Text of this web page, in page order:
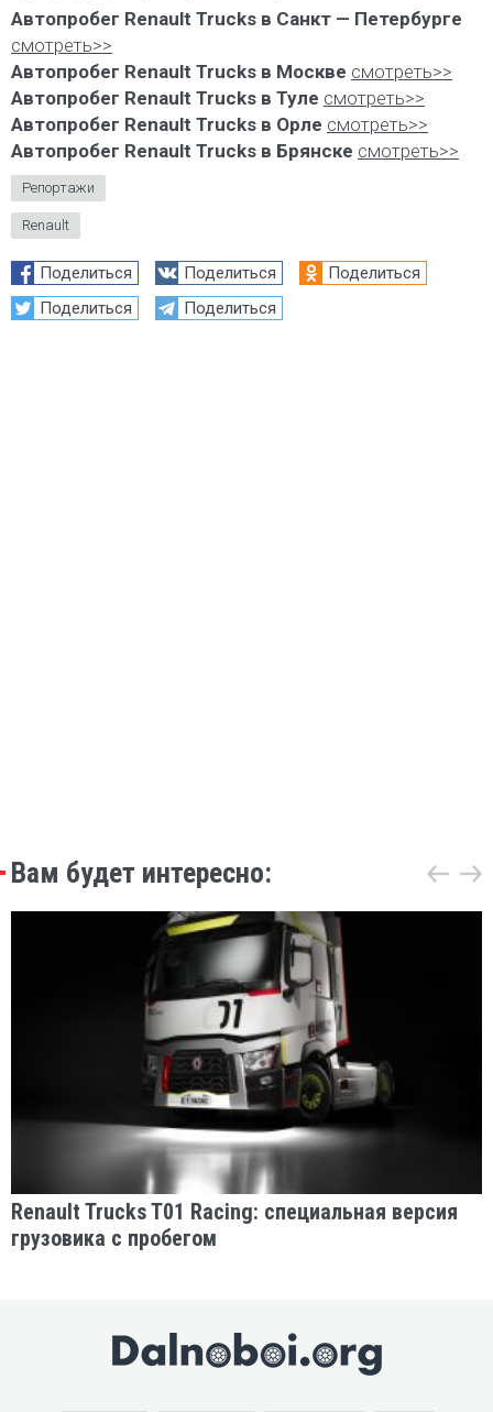
Автопробег Renault Trucks в Санкт — Петербурге
смотреть>>
Автопробег Renault Trucks в Москве смотреть>>
Автопробег Renault Trucks в Туле смотреть>>
Автопробег Renault Trucks в Орле смотреть>>
Автопробег Renault Trucks в Брянске смотреть>>
Репортажи
Renault
Поделиться Поделиться
Поделиться
Поделиться
Поделиться
Вам будет интересно:
Renault Trucks T01 Racing: специальная версия
грузовика с пробегом